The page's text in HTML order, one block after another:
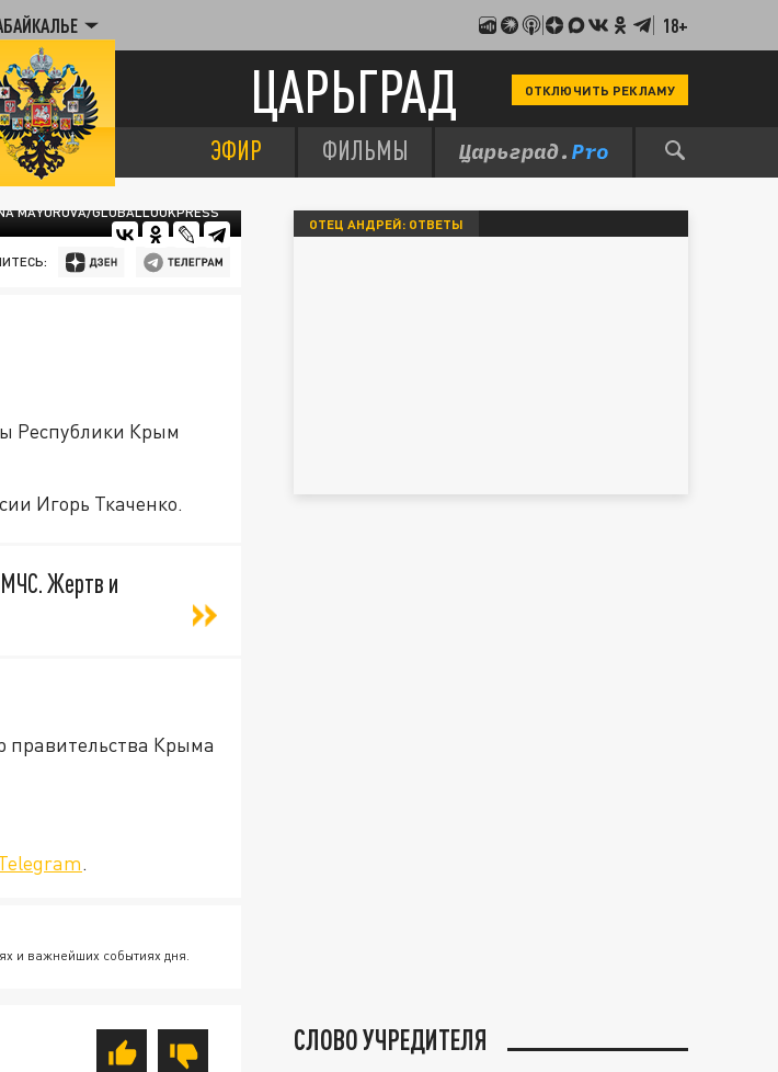
18+
ЦАРЬГРАД ОТКЛЮЧИТЬ РЕКЛАМУ
ЭФИР ФИЛЬМЫ
MAYOROVA/GLOBALLOOKPRESS
Республики Крым
Игорь Ткаченко.
МЧС. Жертв и
правительства Крыма
.
и важнейших событиях дня.
ОТЕЦ АНДРЕЙ: ОТВЕТЫ
СЛОВО УЧРЕДИТЕЛЯ